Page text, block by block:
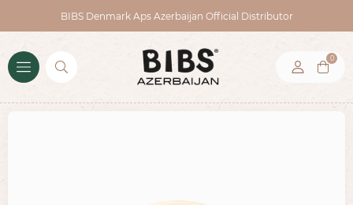
BIBS Denmark Aps Azerbaijan Official Distributor
0